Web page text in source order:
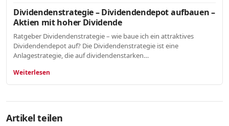
Dividendenstrategie – Dividendendepot aufbauen –
Aktien mit hoher Dividende
Ratgeber Dividendenstrategie – wie baue ich ein attraktives
Dividendendepot auf? Die Dividendenstrategie ist eine
Anlagestrategie, die auf dividendenstarken…
Weiterlesen
Artikel teilen